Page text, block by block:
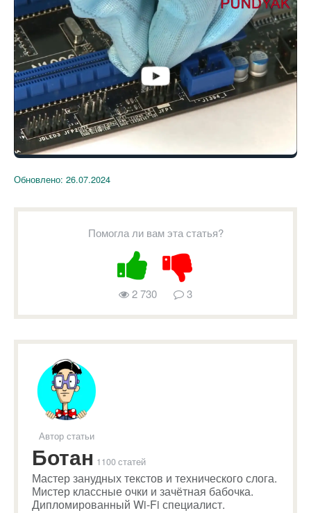
Обновлено: 26.07.2024
Помогла ли вам эта статья?
2 730 3
Автор статьи
Ботан 1100 статей
Мастер занудных текстов и технического слога.
Мистер классные очки и зачётная бабочка.
Дипломированный Wi-Fi специалист.